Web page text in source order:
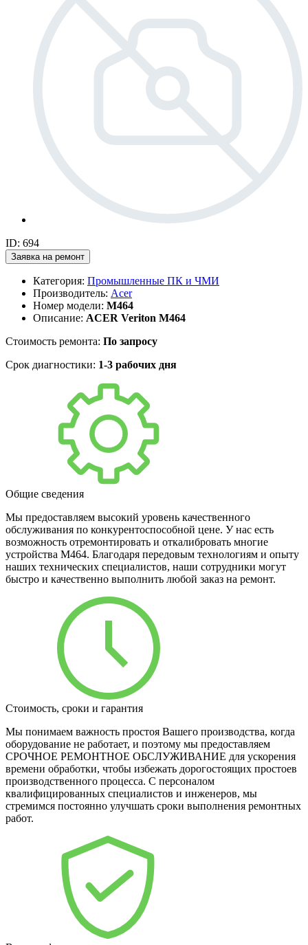
ID: 694
Заявка на ремонт
Категория: Промышленные ПК и ЧМИ
Производитель: Acer
Номер модели: M464
Описание: ACER Veriton M464
Стоимость ремонта: По запросу
Срок диагностики: 1-3 рабочих дня
Общие сведения
Мы предоставляем высокий уровень качественного
обслуживания по конкурентоспособной цене. У нас есть
возможность отремонтировать и откалибровать многие
устройства M464. Благодаря передовым технологиям и опыту
наших технических специалистов, наши сотрудники могут
быстро и качественно выполнить любой заказ на ремонт.
Стоимость, сроки и гарантия
Мы понимаем важность простоя Вашего производства, когда
оборудование не работает, и поэтому мы предоставляем
СРОЧНОЕ РЕМОНТНОЕ ОБСЛУЖИВАНИЕ для ускорения
времени обработки, чтобы избежать дорогостоящих простоев
производственного процесса. С персоналом
квалифицированных специалистов и инженеров, мы
стремимся постоянно улучшать сроки выполнения ремонтных
работ.